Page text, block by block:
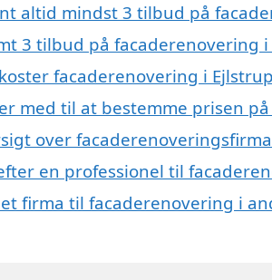
altid mindst 3 tilbud på
3 tilbud på facaderenovering
facaderenovering i
med til at bestemme prisen
over
en professionel til
firma til facaderenovering i